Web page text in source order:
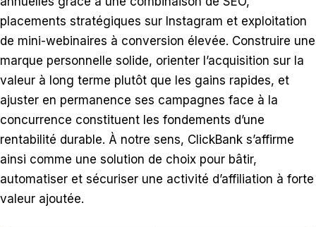
placements stratégiques sur Instagram et exploitation
de mini-webinaires à conversion élevée. Construire une
marque personnelle solide, orienter l’acquisition sur la
valeur à long terme plutôt que les gains rapides, et
ajuster en permanence ses campagnes face à la
concurrence constituent les fondements d’une
rentabilité durable. À notre sens, ClickBank s’affirme
ainsi comme une solution de choix pour bâtir,
automatiser et sécuriser une activité d’affiliation à forte
valeur ajoutée.